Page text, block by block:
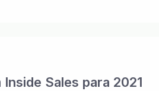
Sales para 2021